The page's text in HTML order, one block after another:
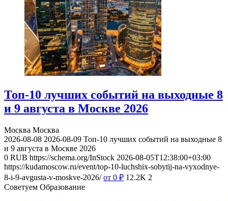
Топ-10 лучших событий на выходные 8
и 9 августа в Москве 2026
Москва Москва
2026-08-08 2026-08-09 Топ-10 лучших событий на выходные 8
и 9 августа в Москве 2026
0 RUB https://schema.org/InStock 2026-08-05T12:38:00+03:00
https://kudamoscow.ru/event/top-10-luchshix-sobytij-na-vyxodnye-
8-i-9-avgusta-v-moskve-2026/ от 0 ₽ 12.2K 2
Советуем Образование